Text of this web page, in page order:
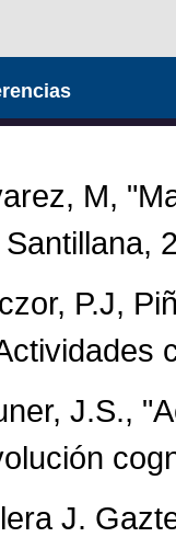
M,
Santillana,
P.J,
J.S.,
J.